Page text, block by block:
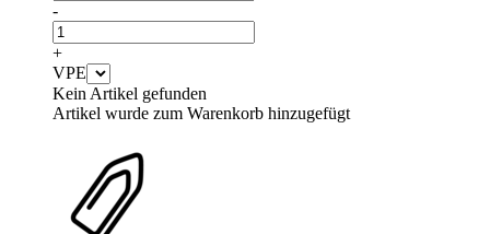
-
+
VPE
Kein Artikel gefunden
Artikel wurde zum Warenkorb hinzugefügt